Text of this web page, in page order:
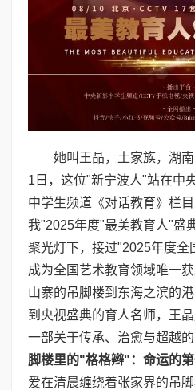
她叫王晶，土家族，湖
1日，这位"新宁波人"站在中
中学生频道《对话教育》栏
我"2025年度"最美教育人"盛
聚光灯下，接过"2025年度全
成为全国艺术教育领域唯一
山寨的吊脚楼到东海之滨的
到央视盛典的育人名师，王
一部关于传承、治愈与超越
脚楼里的"格格辫" ：命运的
爱在清晨缠绕着张家界的吊